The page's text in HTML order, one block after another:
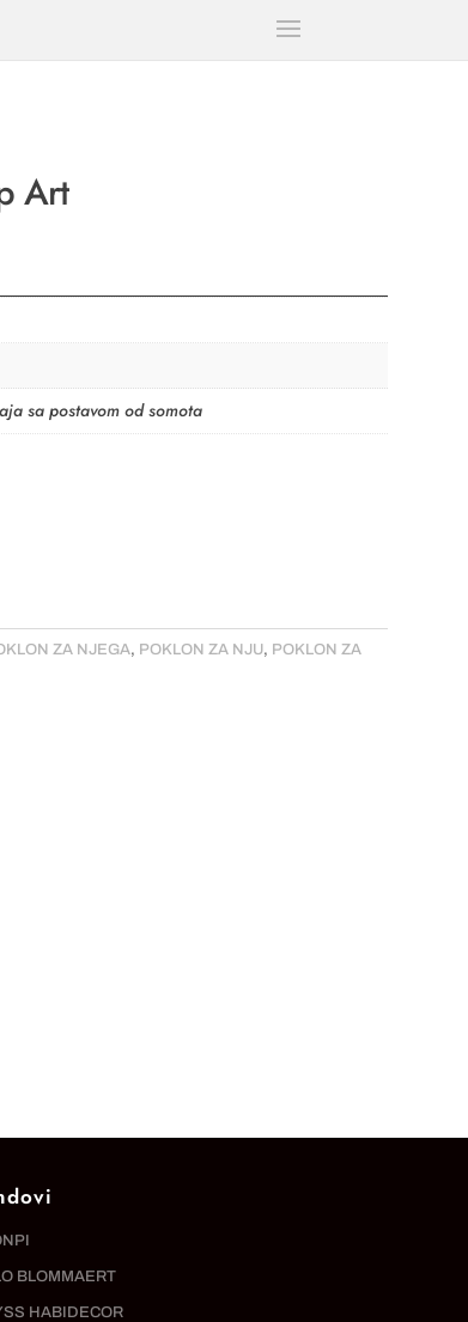
Art
sa postavom od somota
ZA NJEGA, POKLON ZA NJU, POKLON ZA
BLOMMAERT
HABIDECOR